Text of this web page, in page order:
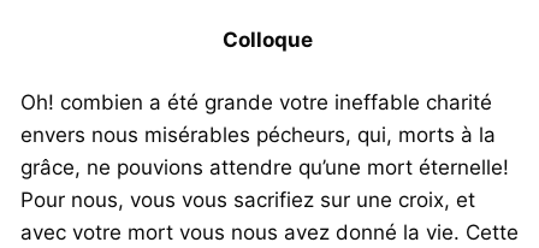
Colloque
Oh! combien a été grande votre ineffable charité
envers nous misérables pécheurs, qui, morts à la
grâce, ne pouvions attendre qu’une mort éternelle!
Pour nous, vous vous sacrifiez sur une croix, et
avec votre mort vous nous avez donné la vie. Cette